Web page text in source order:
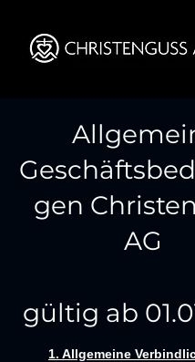
gen
AG
gültig ab
1. Allgemeine